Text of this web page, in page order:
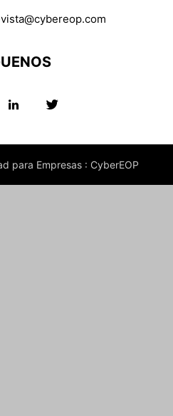
para Empresas : CyberEOP